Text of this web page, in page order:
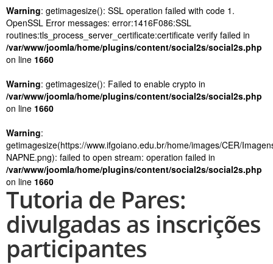
Warning: getimagesize(): SSL operation failed with code 1.
OpenSSL Error messages: error:1416F086:SSL
routines:tls_process_server_certificate:certificate verify failed in
/var/www/joomla/home/plugins/content/social2s/social2s.php
on line 1660
Warning: getimagesize(): Failed to enable crypto in
/var/www/joomla/home/plugins/content/social2s/social2s.php
on line 1660
Warning:
getimagesize(https://www.ifgoiano.edu.br/home/images/CER/
NAPNE.png): failed to open stream: operation failed in
/var/www/joomla/home/plugins/content/social2s/social2s.php
on line 1660
Tutoria de Pares:
divulgadas as inscrições
participantes